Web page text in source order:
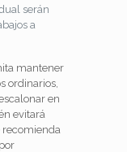
serán
a
mantener
ordinarios,
en
evitará
recomienda